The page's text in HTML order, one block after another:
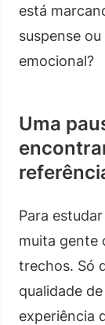
está
suspense
emocional?
Uma
Para
muita gente
trechos. Só
qualidade
experiência